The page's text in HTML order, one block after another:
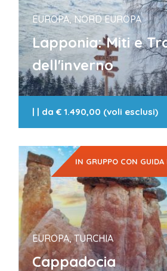
EUROPA, NORD EUROPA
Lapponia: Miti e
dell'inverno
| | da€ 1.490,00 (voli esclusi)
IN GRUPPO CON
EUROPA, TURCHIA
Cappadocia